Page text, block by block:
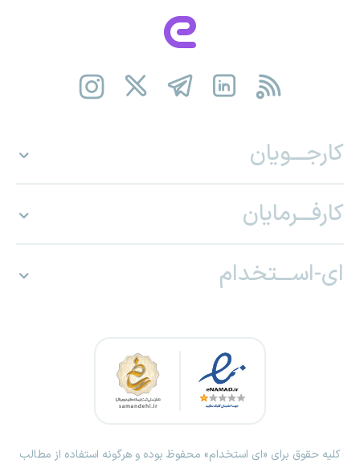
کارجـــویان
کارفـــرمایان
ای-اســـتخدام
کلیه حقوق برای «ای استخدام» محفوظ بوده و هرگونه استفاده از مطالب